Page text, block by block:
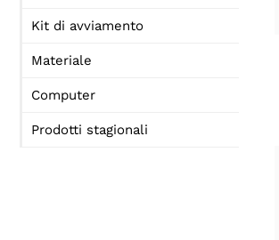
Kit di avviamento
Materiale
Computer
Prodotti stagionali